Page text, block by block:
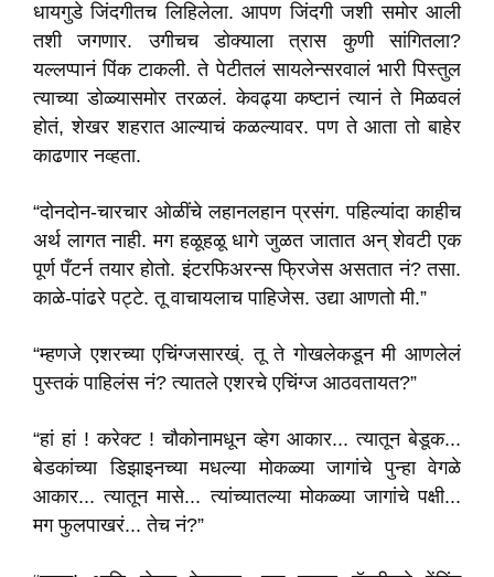
धायगुडे जिंदगीतच लिहिलेला. आपण जिंदगी जशी समोर आली
तशी जगणार. उगीचच डोक्याला त्रास कुणी सांगितला?
यल्लप्पानं पिंक टाकली. ते पेटीतलं सायलेन्सरवालं भारी पिस्तुल
त्याच्या डोळ्यासमोर तरळलं. केवढ्या कष्टानं त्यानं ते मिळवलं
होतं, शेखर शहरात आल्याचं कळल्यावर. पण ते आता तो बाहेर
काढणार नव्हता.
“दोनदोन-चारचार ओळींचे लहानलहान प्रसंग. पहिल्यांदा काहीच
अर्थ लागत नाही. मग हळूहळू धागे जुळत जातात अन् शेवटी एक
पूर्ण पँटर्न तयार होतो. इंटरफिअरन्स फ्रिजेस असतात नं? तसा.
काळे-पांढरे पट्टे. तू वाचायलाच पाहिजेस. उद्या आणतो मी.”
“म्हणजे एशरच्या एचिंग्जसारख्ं. तू ते गोखलेकडून मी आणलेलं
पुस्तकं पाहिलंस नं? त्यातले एशरचे एचिंग्ज आठवतायत?”
“हां हां ! करेक्ट ! चौकोनामधून व्हेग आकार... त्यातून बेडूक...
बेडकांच्या डिझाइनच्या मधल्या मोकळ्या जागांचे पुन्हा वेगळे
आकार... त्यातून मासे... त्यांच्यातल्या मोकळ्या जागांचे पक्षी...
मग फुलपाखरं... तेच नं?”